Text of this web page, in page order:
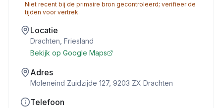
Niet recent bij de primaire bron gecontroleerd; verifieer de
tijden voor vertrek.
Locatie
Drachten Friesland
Bekijk op Google Maps
Adres
Moleneind Zuidzijde 127, 9203 ZX Drachten
Telefoon